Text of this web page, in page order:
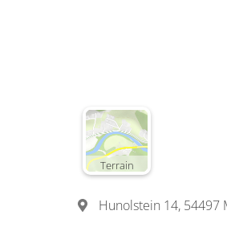
Terrain
Hunolstein 14, 54497